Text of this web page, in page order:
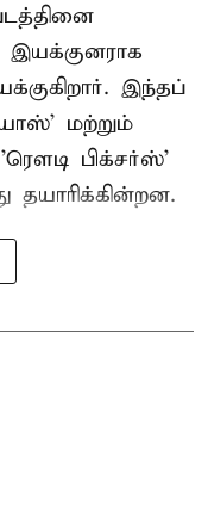
இந்தப்
மற்றும்
பிக்சர்ஸ்'